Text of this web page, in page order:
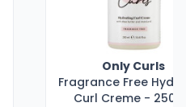
Only Curls
Fragrance Free
Curl Creme - 250